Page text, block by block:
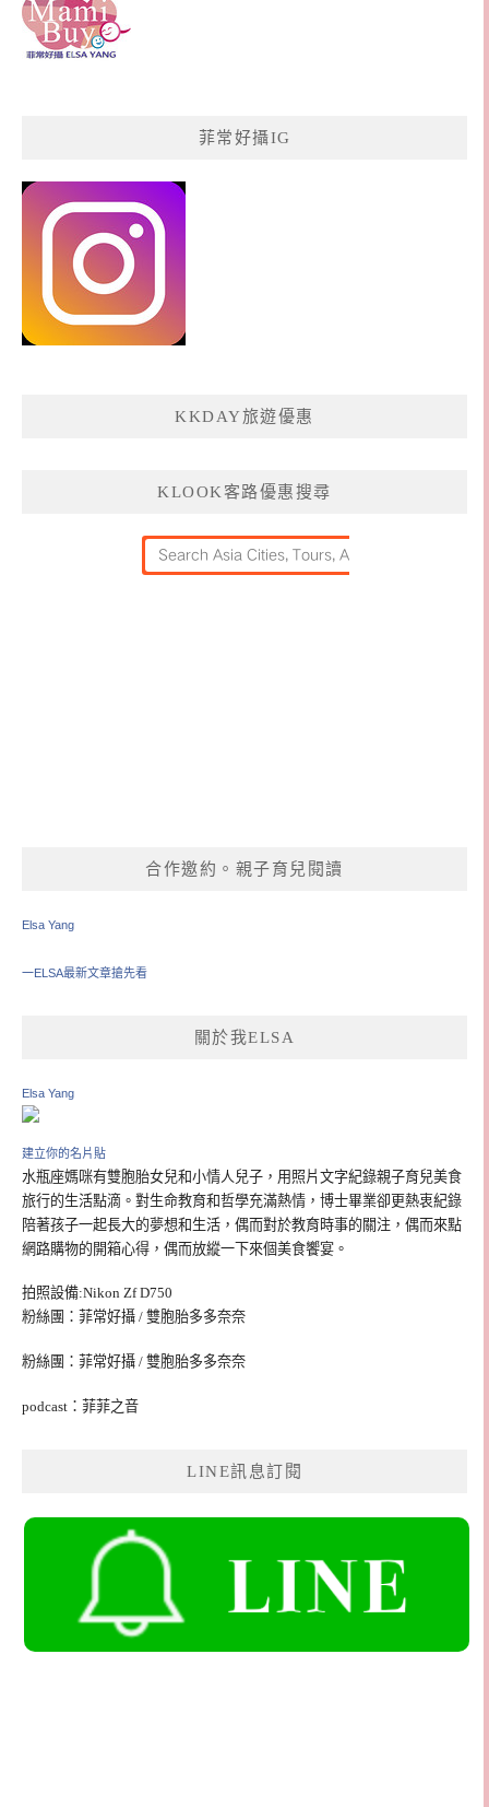
菲常好攝IG
KKDAY旅遊優惠
KLOOK客路優惠搜尋
合作邀約。親子育兒閱讀
Elsa Yang
一ELSA最新文章搶先看
關於我ELSA
Elsa Yang
建立你的名片貼
水瓶座媽咪有雙胞胎女兒和小情人兒子，用照片文字紀錄親子育兒美食
旅行的生活點滴。對生命教育和哲學充滿熱情，博士畢業卻更熱衷紀錄
陪著孩子一起長大的夢想和生活，偶而對於教育時事的關注，偶而來點
網路購物的開箱心得，偶而放縱一下來個美食饗宴。
拍照設備:Nikon Zf D750
粉絲團：菲常好攝 / 雙胞胎多多奈奈
粉絲團：菲常好攝 / 雙胞胎多多奈奈
podcast：菲菲之音
LINE訊息訂閱